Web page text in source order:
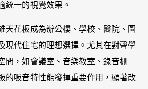
統一的視覺效果。
天花板成為辦公樓、學校、醫院、圖
現代住宅的理想選擇。尤其在對聲學
間，如會議室、音樂教室、錄音棚
的吸音特性能發揮重要作用，顯著改